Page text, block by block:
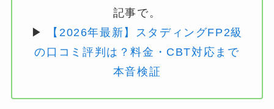
記事で。
▶
【2026年最新】スタディングFP2級
の口コミ評判は？料金・CBT対応まで
本音検証